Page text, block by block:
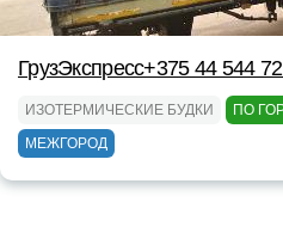
ГрузЭкспресс+375 44 544
ИЗОТЕРМИЧЕСКИЕ БУДКИ
ПО
МЕЖГОРОД